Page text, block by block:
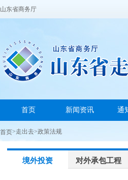
山东省商务厅
首页 新闻资讯 通
首页>走出去>政策法规
境外投资 对外承包工程